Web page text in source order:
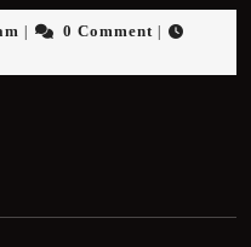
radiocaciqueam
0 Comment